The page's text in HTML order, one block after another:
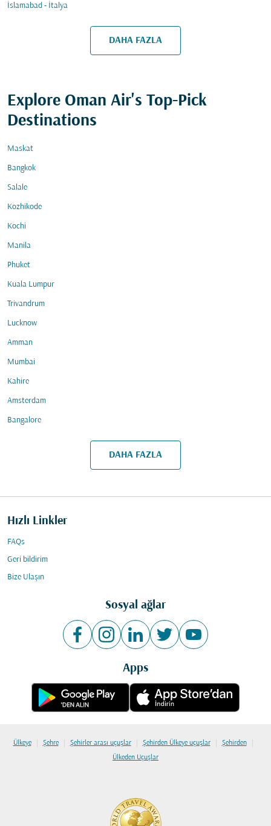
İslamabad - İtalya
DAHA FAZLA
Explore Oman Air's Top-Pick
Destinations
Maskat
Bangkok
Salale
Kozhikode
Kochi
Manila
Phuket
Kuala Lumpur
Trivandrum
Lucknow
Amman
Mumbai
Kahire
Amsterdam
Bangalore
DAHA FAZLA
Hızlı Linkler
FAQs
Geri bildirim
Bize Ulaşın
Sosyal ağlar
Apps
Ülkeye | Şehre | Şehirler arası uçuşlar | Şehirden Ülkeye uçuşlar | Şehirden |
Ülkeden Uçuşlar